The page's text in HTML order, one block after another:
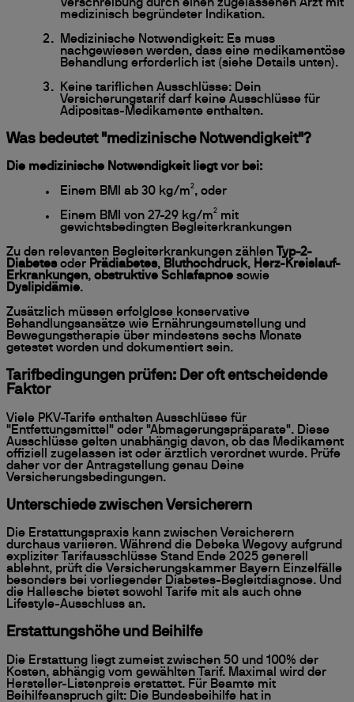
Verschreibung durch einen zugelassenen Arzt mit
medizinisch begründeter Indikation.
Medizinische Notwendigkeit: Es muss
nachgewiesen werden, dass eine medikamentöse
Behandlung erforderlich ist (siehe Details unten).
Keine tariflichen Ausschlüsse: Dein
Versicherungstarif darf keine Ausschlüsse für
Adipositas-Medikamente enthalten.
Was bedeutet "medizinische Notwendigkeit"?
Die medizinische Notwendigkeit liegt vor bei:
Einem BMI ab 30 kg/m², oder
Einem BMI von 27-29 kg/m² mit
gewichtsbedingten Begleiterkrankungen
Zu den relevanten Begleiterkrankungen zählen
Typ-2-
Diabetesoder Prädiabetes, Bluthochdruck, Herz-Kreislauf-
Erkrankungen, obstruktive Schlafapnoe sowie
Dyslipidämie.
Zusätzlich müssen erfolglose konservative
Behandlungsansätze wie Ernährungsumstellung und
Bewegungstherapie über mindestens sechs Monate
getestet worden und dokumentiert sein.
Tarifbedingungen prüfen: Der oft entscheidende
Faktor
Viele PKV-Tarife enthalten Ausschlüsse für
"Entfettungsmittel" oder "Abmagerungspräparate". Diese
Ausschlüsse gelten unabhängig davon, ob das Medikament
offiziell zugelassen ist oder ärztlich verordnet wurde. Prüfe
daher vor der Antragstellung genau Deine
Versicherungsbedingungen.
Unterschiede zwischen Versicherern
Die Erstattungspraxis kann zwischen Versicherern
durchaus variieren. Während die Debeka Wegovy aufgrund
expliziter Tarifausschlüsse Stand Ende 2025 generell
ablehnt, prüft die Versicherungskammer Bayern Einzelfälle
besonders bei vorliegender Diabetes-Begleitdiagnose. Und
die Hallesche bietet sowohl Tarife mit als auch ohne
Lifestyle-Ausschluss an.
Erstattungshöhe und Beihilfe
Die Erstattung liegt zumeist zwischen 50 und 100% der
Kosten, abhängig vom gewählten Tarif. Maximal wird der
Hersteller-Listenpreis erstattet. Für Beamte mit
Beihilfeanspruch gilt: Die Bundesbeihilfe hat in